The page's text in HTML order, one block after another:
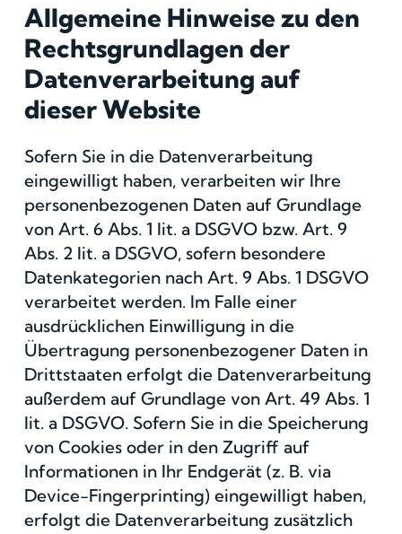
Allgemeine Hinweise zu den
Rechtsgrundlagen der
Datenverarbeitung auf
dieser Website
Sofern Sie in die Datenverarbeitung
eingewilligt haben, verarbeiten wir Ihre
personenbezogenen Daten auf Grundlage
von Art. 6 Abs. 1 lit. a DSGVO bzw. Art. 9
Abs. 2 lit. a DSGVO, sofern besondere
Datenkategorien nach Art. 9 Abs. 1 DSGVO
verarbeitet werden. Im Falle einer
ausdrücklichen Einwilligung in die
Übertragung personenbezogener Daten in
Drittstaaten erfolgt die Datenverarbeitung
außerdem auf Grundlage von Art. 49 Abs. 1
lit. a DSGVO. Sofern Sie in die Speicherung
von Cookies oder in den Zugriff auf
Informationen in Ihr Endgerät (z. B. via
Device-Fingerprinting) eingewilligt haben,
erfolgt die Datenverarbeitung zusätzlich